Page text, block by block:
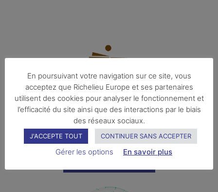
En poursuivant votre navigation sur ce site, vous
acceptez que Richelieu Europe et ses partenaires
utilisent des cookies pour analyser le fonctionnement et
l’efficacité du site ainsi que des interactions par le biais
des réseaux sociaux.
J'ACCEPTE TOUT CONTINUER SANS ACCEPTER
Gérer les options En savoir plus